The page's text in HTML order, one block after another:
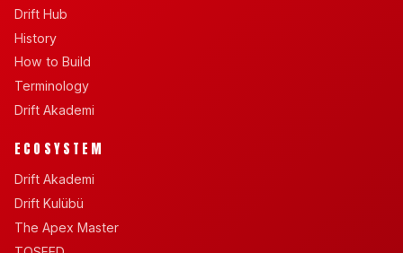
Drift Hub
History
How to Build
Terminology
Drift Akademi
ECOSYSTEM
Drift Akademi
Drift Kulübü
The Apex Master